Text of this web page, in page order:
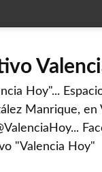
Hoy"...
Manrique,
"Valencia Hoy"